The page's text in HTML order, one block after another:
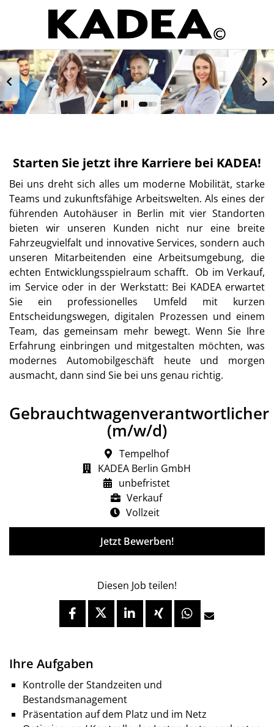
Gebrauchtwagenverantwortlicher
(m/w/d)
Tempelhof
KADEA Berlin GmbH
unbefristet
Verkauf
Vollzeit
Jetzt Bewerben!
Diesen Job teilen!
Starten Sie jetzt ihre Karriere bei KADEA!
Bei uns dreht sich alles um moderne Mobilität, starke
Teams und zukunftsfähige Arbeitswelten. Als eines der
führenden Autohäuser in Berlin mit vier Standorten
bieten wir unseren Kunden nicht nur eine breite
Fahrzeugvielfalt und innovative Services, sondern auch
unseren Mitarbeitenden eine Arbeitsumgebung, die
echten Entwicklungsspielraum schafft. Ob im Verkauf,
im Service oder in der Werkstatt: Bei KADEA erwartet
Sie ein professionelles Umfeld mit kurzen
Entscheidungswegen, digitalen Prozessen und einem
Team, das gemeinsam mehr bewegt. Wenn Sie Ihre
Erfahrung einbringen und mitgestalten möchten, was
modernes Automobilgeschäft heute und morgen
ausmacht, dann sind Sie bei uns genau richtig.
Ihre Aufgaben
Kontrolle der Standzeiten und
Bestandsmanagement
Präsentation auf dem Platz und im Netz